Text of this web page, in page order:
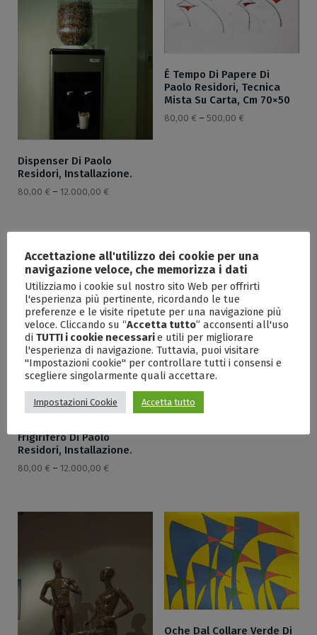
Dispenser Di Paolo
Residori, Installazione.
80,00 € – 12.000,00 €
É Tempo Di Papere Di
Paolo Residori, Tecnica
Mista Su Carta, Cm 70×50
80,00 € – 500,00 €
Frigirifero Di Paolo
Residori, Installazione.
80,00 € – 12.000,00 €
La Ricorrenza Delle Oche
Di Paolo Residori, Tecnica
Mista, Cm 70×50
80,00€–
Oche Dal Collare Verde Di
Accettazione all'utilizzo dei cookie per una
navigazione veloce, che memorizza i dati
Utilizziamo i cookie sul nostro sito Web per offrirti
l'esperienza più pertinente, ricordando le tue
preferenze e le visite ripetute per una navigazione più
veloce. Cliccando su “Accetta tutto” acconsenti all'uso
di TUTTI i cookie necessarie utili per migliorare
l'esperienza di navigazione. Tuttavia, puoi visitare
"Impostazioni cookie" per controllare tutti i consensi e
scegliere singolarmente quali accettare.
Impostazioni Cookie Accetta tutto